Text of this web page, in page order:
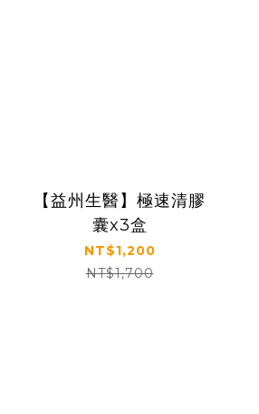
【益州生醫】極速清膠
囊x3盒
NT$1,200
NT$1,700